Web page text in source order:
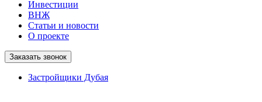
Инвестиции
ВНЖ
Статьи и новости
О проекте
Заказать звонок
Застройщики Дубая